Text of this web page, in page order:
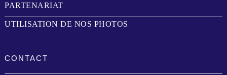
PARTENARIAT
UTILISATION DE NOS PHOTOS
CONTACT